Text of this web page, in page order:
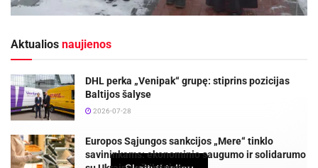
Aktualios naujienos
DHL perka „Venipak“ grupę: stiprins pozicijas
Baltijos šalyse
2026-07-28
Europos Sąjungos sankcijos „Mere“ tinklo
savininkams: ekonominio saugumo ir solidarumo